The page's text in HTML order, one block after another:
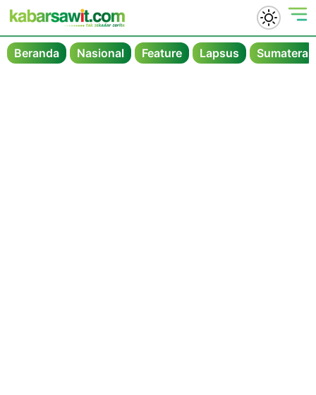
Beranda Nasional Feature Lapsus Sumatera